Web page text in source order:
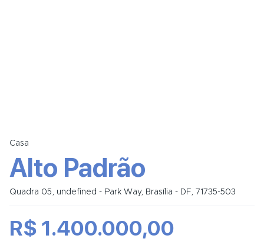
Casa
Alto Padrão
Quadra 05, undefined - Park Way, Brasília - DF, 71735-503
R$ 1.400.000,00